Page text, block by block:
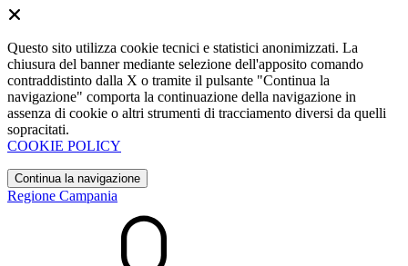
Questo sito utilizza cookie tecnici e statistici anonimizzati. La
chiusura del banner mediante selezione dell'apposito comando
contraddistinto dalla X o tramite il pulsante "Continua la
navigazione" comporta la continuazione della navigazione in
assenza di cookie o altri strumenti di tracciamento diversi da quelli
sopracitati.
COOKIE POLICY
Continua la navigazione
Regione Campania